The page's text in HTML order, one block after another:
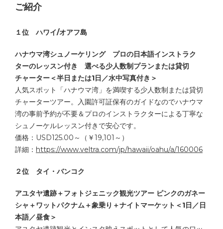
ご紹介
１位 ハワイ/オアフ島
ハナウマ湾シュノーケリング プロの日本語インストラク
ターのレッスン付き 選べる少人数制プランまたは貸切
チャーター＜半日または1日／水中写真付き＞
人気スポット「ハナウマ湾」を満喫する少人数制または貸切
チャーターツアー。入園許可証保有のガイドなのでハナウマ
湾の事前予約が不要＆プロのインストラクターによる丁寧な
シュノーケルレッスン付きで安心です。
価格：USD125.00～（￥19,101～）
詳細： https://www.veltra.com/jp/hawaii/oahu/a/160006
２位 タイ・バンコク
アユタヤ遺跡＋フォトジェニック観光ツアー ピンクのガネー
シャ＋ワットパクナム＋象乗り＋ナイトマーケット＜1日／日
本語／昼食＞